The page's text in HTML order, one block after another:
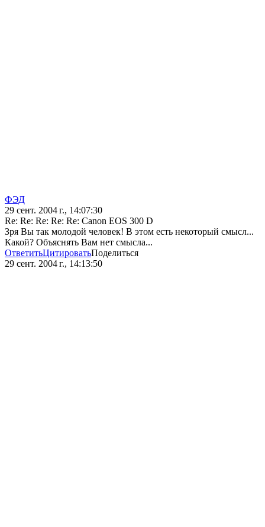
ФЭД
29 сент. 2004 г., 14:07:30
Re: Re: Re: Re: Re: Canon EOS 300 D
Зря Вы так молодой человек! В этом есть некоторый смысл...
Какой? Объяснять Вам нет смысла...
ОтветитьЦитироватьПоделиться
29 сент. 2004 г., 14:13:50